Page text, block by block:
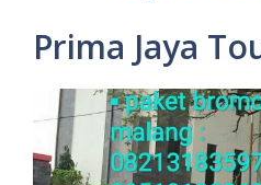
Prima Jaya